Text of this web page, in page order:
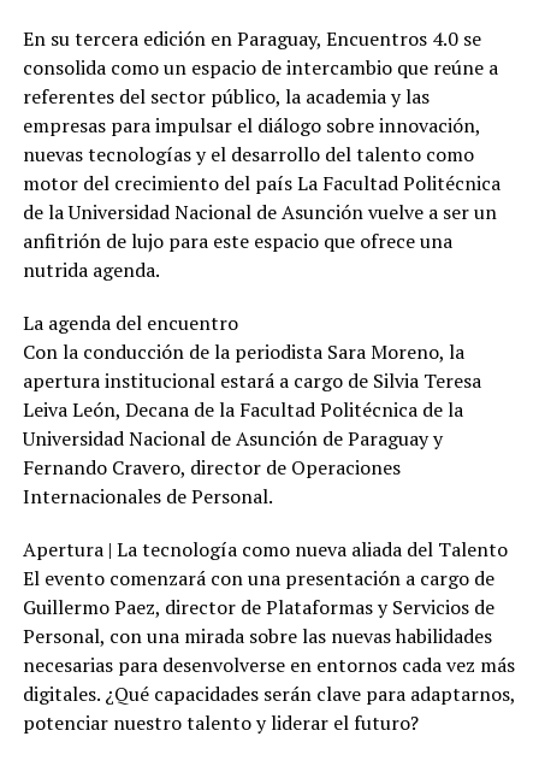
En su tercera edición en Paraguay, Encuentros 4.0 se
consolida como un espacio de intercambio que reúne a
referentes del sector público, la academia y las
empresas para impulsar el diálogo sobre innovación,
nuevas tecnologías y el desarrollo del talento como
motor del crecimiento del país La Facultad Politécnica
de la Universidad Nacional de Asunción vuelve a ser un
anfitrión de lujo para este espacio que ofrece una
nutrida agenda.
La agenda del encuentro
Con la conducción de la periodista Sara Moreno, la
apertura institucional estará a cargo de Silvia Teresa
Leiva León, Decana de la Facultad Politécnica de la
Universidad Nacional de Asunción de Paraguay y
Fernando Cravero, director de Operaciones
Internacionales de Personal.
Apertura | La tecnología como nueva aliada del Talento
El evento comenzará con una presentación a cargo de
Guillermo Paez, director de Plataformas y Servicios de
Personal, con una mirada sobre las nuevas habilidades
necesarias para desenvolverse en entornos cada vez más
digitales. ¿Qué capacidades serán clave para adaptarnos,
potenciar nuestro talento y liderar el futuro?